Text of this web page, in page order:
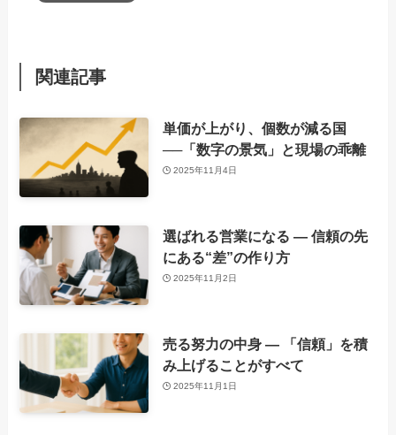
関連記事
単価が上がり、個数が減る国
──「数字の景気」と現場の乖離
2025年11月4日
選ばれる営業になる ― 信頼の先
にある“差”の作り方
2025年11月2日
売る努力の中身 ― 「信頼」を積
み上げることがすべて
2025年11月1日